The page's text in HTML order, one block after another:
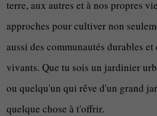
terre, aux autres et à nos propres
approches pour cultiver non
aussi des communautés durables
vivants. Que tu sois un jardinier
ou quelqu'un qui rêve d'un grand
quelque chose à t'offrir.